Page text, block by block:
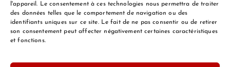
l'appareil. Le consentement à ces technologies nous permettra de traiter
des données telles que le comportement de navigation ou des
identifiants uniques sur ce site. Le fait de ne pas consentir ou de retirer
son consentement peut affecter négativement certaines caractéristiques
et fonctions.
Mentions Légales